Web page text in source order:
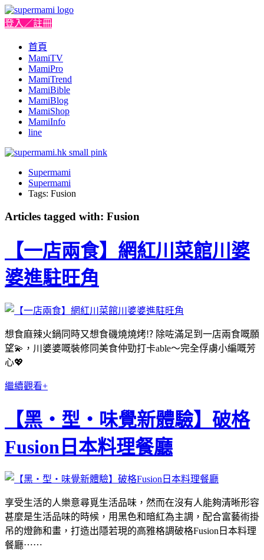
登入／註冊
首頁
MamiTV
MamiPro
MamiTrend
MamiBible
MamiBlog
MamiShop
MamiInfo
line
Supermami
Supermami
Tags: Fusion
Articles tagged with: Fusion
【一店兩食】網紅川菜館川婆
婆進駐旺角
想食麻辣火鍋同時又想食磯燒燒烤⁉️ 除咗滿足到一店兩食嘅願
望💫，川婆婆嘅裝修同美食仲勁打卡able～完全俘虜小編嘅芳
心💖
繼續觀看+
【黑・型・味覺新體驗】破格
Fusion日本料理餐廳
享受生活的人樂意尋覓生活品味，然而在沒有人能夠清晰形容
甚麼是生活品味的時候，用黑色和暗紅為主調，配合富藝術掛
吊的燈飾和畫，打造出隱若現的高雅格調破格Fusion日本料理
餐廳⋯⋯